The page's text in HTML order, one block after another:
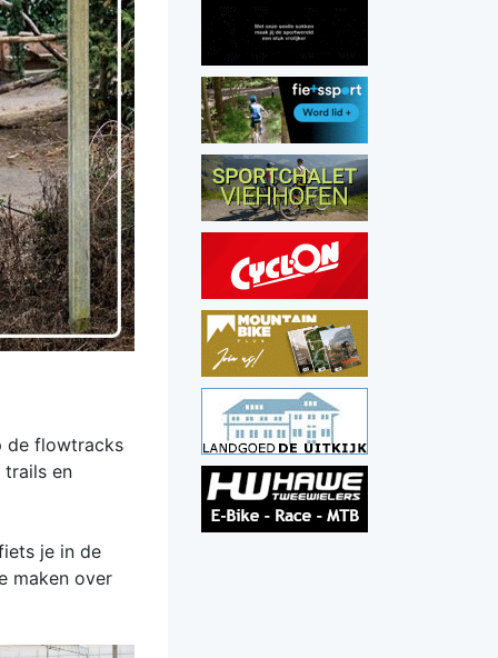
de flowtracks
trails en
je in de
maken over